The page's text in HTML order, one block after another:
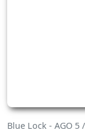
Blue Lock - AGO 5